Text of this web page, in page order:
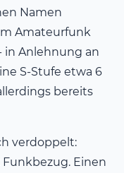
Namen
Amateurfunk
in Anlehnung an
S-Stufe etwa 6
bereits
verdoppelt:
Einen